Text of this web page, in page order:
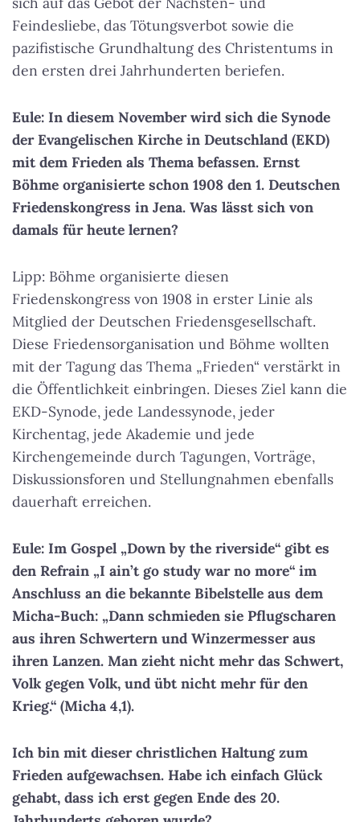
Feindesliebe, das Tötungsverbot sowie die
pazifistische Grundhaltung des Christentums in
den ersten drei Jahrhunderten beriefen.
Eule: In diesem November wird sich die Synode
der Evangelischen Kirche in Deutschland (EKD)
mit dem Frieden als Thema befassen. Ernst
Böhme organisierte schon 1908 den 1. Deutschen
Friedenskongress in Jena. Was lässt sich von
damals für heute lernen?
Lipp: Böhme organisierte diesen
Friedenskongress von 1908 in erster Linie als
Mitglied der Deutschen Friedensgesellschaft.
Diese Friedensorganisation und Böhme wollten
mit der Tagung das Thema „Frieden“ verstärkt in
die Öffentlichkeit einbringen. Dieses Ziel kann die
EKD-Synode, jede Landessynode, jeder
Kirchentag, jede Akademie und jede
Kirchengemeinde durch Tagungen, Vorträge,
Diskussionsforen und Stellungnahmen ebenfalls
dauerhaft erreichen.
Eule: Im Gospel „Down by the riverside“ gibt es
den Refrain „I ain’t go study war no more“ im
Anschluss an die bekannte Bibelstelle aus dem
Micha-Buch: „Dann schmieden sie Pflugscharen
aus ihren Schwertern und Winzermesser aus
ihren Lanzen. Man zieht nicht mehr das Schwert,
Volk gegen Volk, und übt nicht mehr für den
Krieg.“ (Micha 4,1).
Ich bin mit dieser christlichen Haltung zum
Frieden aufgewachsen. Habe ich einfach Glück
gehabt, dass ich erst gegen Ende des 20.